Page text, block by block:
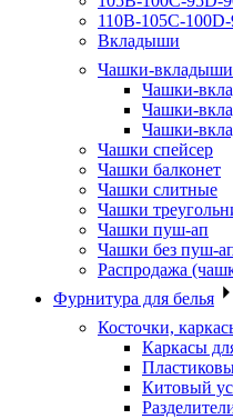
110B-105C-
Вкладыши
Чашки-вкладыши
Чашки-
Чашки-
Чашки-
Чашки спейсер
Чашки балконет
Чашки слитные
Чашки
Чашки пуш-ап
Чашки без пуш-
Распродажа
Фурнитура для белья
Косточки,
Каркасы
Китовый ус